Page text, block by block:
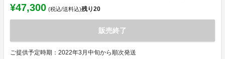
¥47,300 (税込/送料込)残り20
販売終了
ご提供予定時期：2022年3月中旬から順次発送